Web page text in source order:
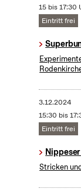
15 bis 17:30
Eintritt frei
3.12.2024
15:30 bis
Eintritt frei
Stricken